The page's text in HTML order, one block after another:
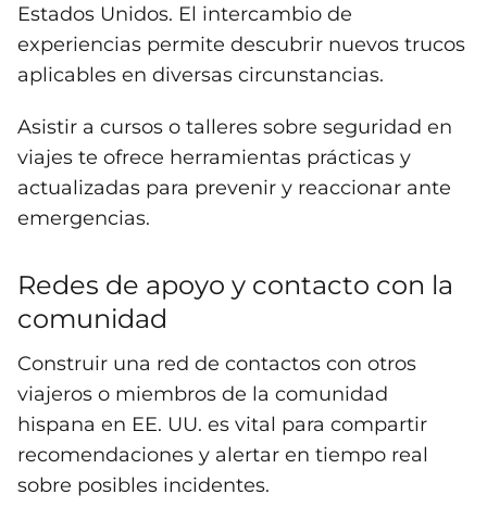
Estados Unidos. El intercambio de
experiencias permite descubrir nuevos trucos
aplicables en diversas circunstancias.
Asistir a cursos o talleres sobre seguridad en
viajes te ofrece herramientas prácticas y
actualizadas para prevenir y reaccionar ante
emergencias.
Redes de apoyo y contacto con la
comunidad
Construir una red de contactos con otros
viajeros o miembros de la comunidad
hispana en EE. UU. es vital para compartir
recomendaciones y alertar en tiempo real
sobre posibles incidentes.